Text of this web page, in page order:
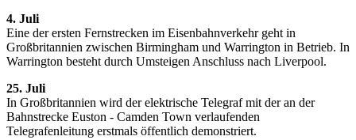
4. Juli
Eine der ersten Fernstrecken im Eisenbahnverkehr geht in
Großbritannien zwischen Birmingham und Warrington in Betrieb. In
Warrington besteht durch Umsteigen Anschluss nach Liverpool.
25. Juli
In Großbritannien wird der elektrische Telegraf mit der an der
Bahnstrecke Euston - Camden Town verlaufenden
Telegrafenleitung erstmals öffentlich demonstriert.